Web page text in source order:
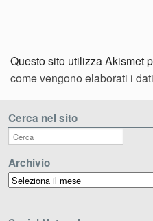
Questo sito utilizza Akismet
come vengono elaborati i
Cerca nel sito
Archivio
Archivio